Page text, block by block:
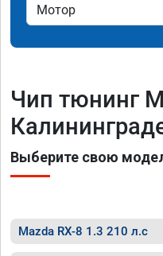
Чип тюнинг
Выберите свою
Mazda RX-8 1.3 210 л.с